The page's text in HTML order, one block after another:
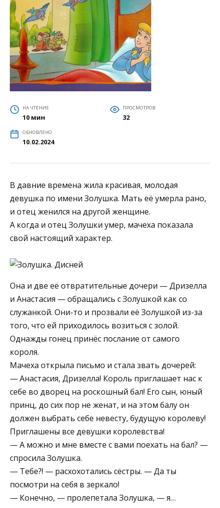
НА ЧТЕНИЕ
10 мин
ПРОСМОТРОВ
32
ОБНОВЛЕНО
10.02.2024
В давние времена жила красивая, молодая
девушка по имени Золушка. Мать её умерла рано,
и отец женился на другой женщине.
А когда и отец Золушки умер, мачеха показала
свой настоящий характер.
Она и две её отвратительные дочери — Дризелла
и Анастасия — обращались с Золушкой как со
служанкой. Они-то и прозвали её Золушкой из-за
того, что ей приходилось возиться с золой.
Однажды гонец принёс послание от самого
короля.
Мачеха открыла письмо и стала звать дочерей:
— Анастасия, Дризелла! Король приглашает нас к
себе во дворец на роскошный бал! Его сын, юный
принц, до сих пор не женат, и на этом балу он
должен выбрать себе невесту, будущую королеву!
Приглашены все девушки королевства!
— А можно и мне вместе с вами поехать на бал? —
спросила Золушка.
— Тебе?! — расхохотались сёстры. — Да ты
посмотри на себя в зеркало!
— Конечно, — пролепетала Золушка, — я…